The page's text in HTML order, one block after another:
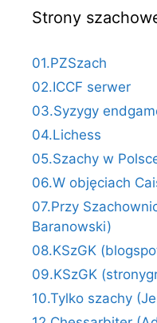
Strony
01.PZSzach
02.ICCF serwer
03.Syzygy
04.Lichess
05.Szachy w
06.W objęciach
07.Przy
Baranowski)
08.KSzGK
09.KSzGK
10.Tylko szachy